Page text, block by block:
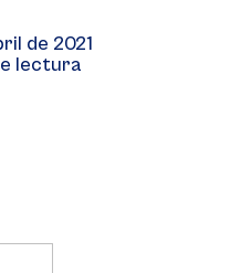
de 2021
lectura